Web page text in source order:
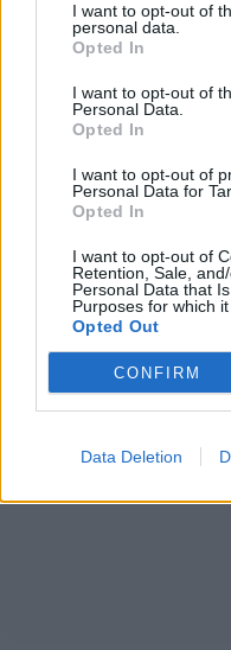
I want to opt-out of
personal data.
Opted In
I want to opt-out of
Personal Data.
Opted In
I want to opt-out of
Personal Data for
Opted In
I want to opt-out of
Retention, Sale,
Personal Data that
Purposes for which it
Opted Out
CONFIRM
Data Deletion